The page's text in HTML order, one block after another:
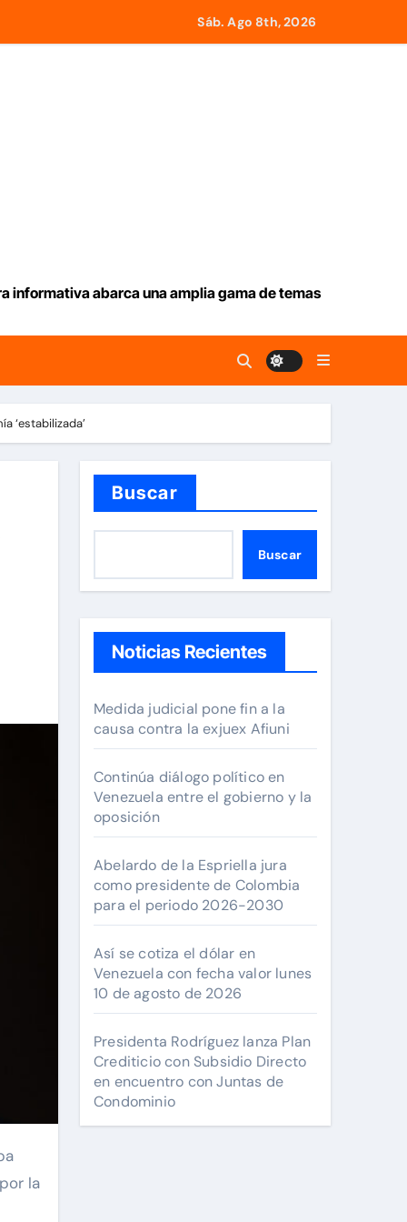
de Condominio
impulsar propuestas desde las comunidades
personas en una semana
para ayudar a las familias de Venezuela
Sáb. Ago 8th, 2026
informativa abarca una amplia gama de temas
‘estabilizada’
la
Buscar
Buscar
Noticias Recientes
Medida judicial pone fin a la
causa contra la exjuex Afiuni
Continúa diálogo político en
Venezuela entre el gobierno y la
oposición
Abelardo de la Espriella jura
como presidente de Colombia
para el periodo 2026-2030
Así se cotiza el dólar en
Venezuela con fecha valor lunes
10 de agosto de 2026
Presidenta Rodríguez lanza Plan
Crediticio con Subsidio Directo
en encuentro con Juntas de
Condominio